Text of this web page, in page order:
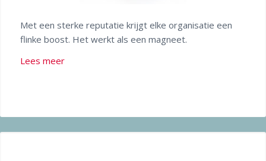
Met een sterke reputatie krijgt elke organisatie een
flinke boost. Het werkt als een magneet.
Lees meer